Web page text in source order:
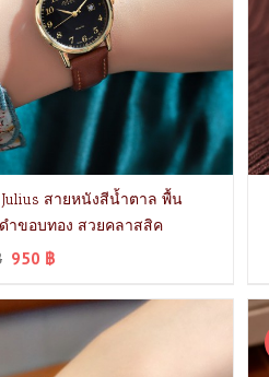
สายหนังสีน้ำตาล พื้น
ำขอบทอง สวยคลาสสิค
950 ฿